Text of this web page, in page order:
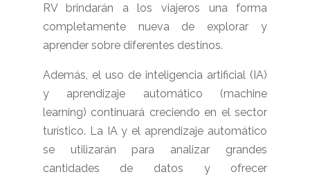
RV brindarán a los viajeros una forma
completamente nueva de explorar y
aprender sobre diferentes destinos.
Además, el uso de inteligencia artificial (IA)
y aprendizaje automático (machine
learning) continuará creciendo en el sector
turístico. La IA y el aprendizaje automático
se utilizarán para analizar grandes
cantidades de datos y ofrecer